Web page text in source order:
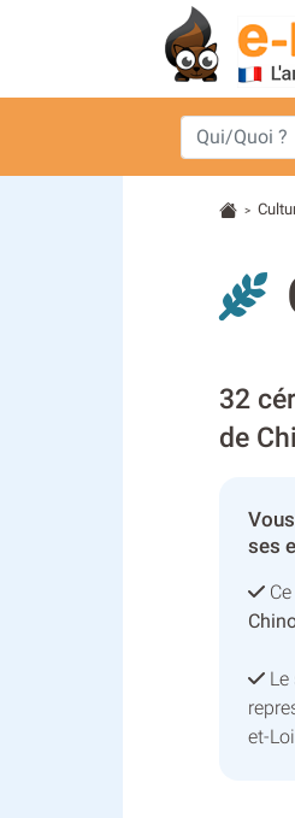
>
32
de
ses
et-